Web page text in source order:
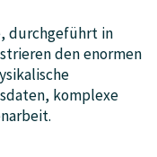
durchgeführt in
den enormen
komplexe